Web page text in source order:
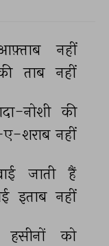
नहीं
ताब नहीं
नोशी की
शराब नहीं
जाती
हैं
इताब नहीं
हसीनों
को